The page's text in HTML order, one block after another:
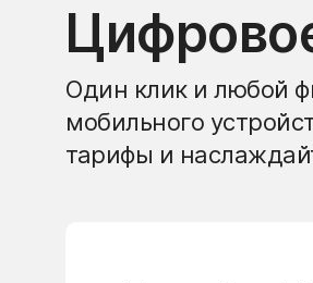
Один клик и любой
мобильного
тарифы и